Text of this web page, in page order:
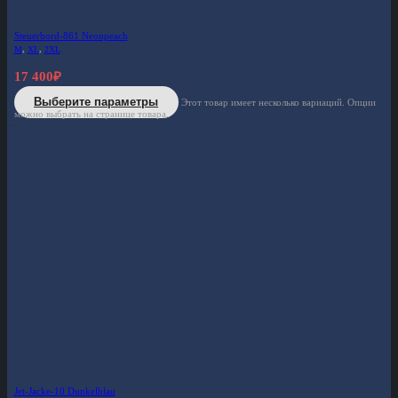
Steuerbord-861 Neonpeach
M, XL, 2XL
17 400₽
Выберите параметры
Этот товар имеет несколько вариаций. Опции
можно выбрать на странице товара.
Jet-Jacke-10 Dunkelblau